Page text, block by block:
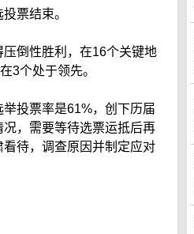
票结束。
倒性胜利，在16个关键地
3个处于领先。
投票率是61%，创下历届
，需要等待选票运抵后再
待，调查原因并制定应对